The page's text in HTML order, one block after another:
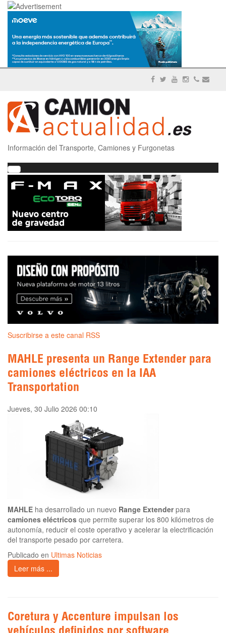
Información del Transporte, Camiones y Furgonetas
Suscribirse a este canal RSS
MAHLE presenta un Range Extender para
camiones eléctricos en la IAA
Transportation
Jueves, 30 Julio 2026 00:10
MAHLE ha desarrollado un nuevo Range Extenderpara
camiones eléctricos que permite superar los 800 kilómetros de
autonomía, reducir el coste operativo y acelerar la electrificación
del transporte pesado por carretera.
Publicado en Ultimas Noticias
Leer más ...
Coretura y Accenture impulsan los